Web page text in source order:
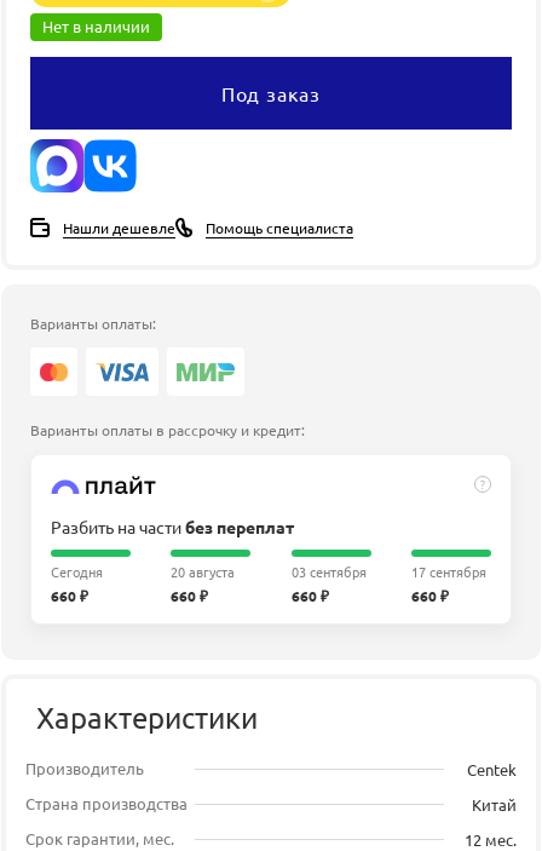
Нет в наличии
Под заказ
Нашли дешевле Помощь специалиста
Варианты оплаты:
Варианты оплаты в рассрочку и кредит:
?
Разбить на частибез переплат
Сегодня
660 ₽
20 августа
660 ₽
03 сентября
660 ₽
17 сентября
660 ₽
Характеристики
Производитель
Centek
Страна производства
Китай
Срок гарантии, мес.
12 мес.